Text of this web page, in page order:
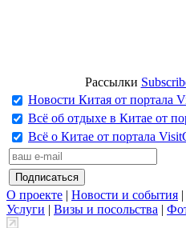
Рассылки
Новости Китая от портала
Всё об отдыхе в Китае от
Всё о Китае от портала
О проекте | Новости и события |
Услуги | Визы и посольства |